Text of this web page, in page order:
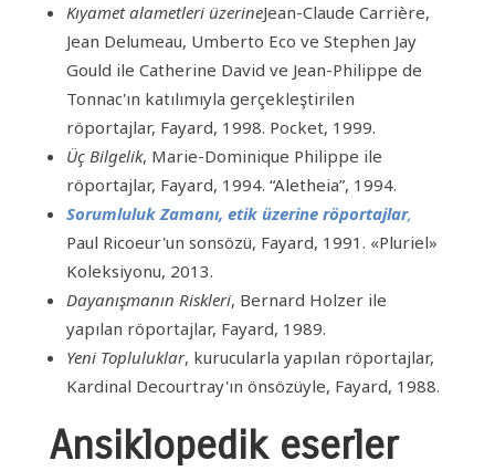
Kıyamet alametleri üzerineJean-Claude Carrière,
Jean Delumeau, Umberto Eco ve Stephen Jay
Gould ile Catherine David ve Jean-Philippe de
Tonnac'ın katılımıyla gerçekleştirilen
röportajlar, Fayard, 1998. Pocket, 1999.
Üç Bilgelik, Marie-Dominique Philippe ile
röportajlar, Fayard, 1994. “Aletheia”, 1994.
Sorumluluk Zamanı, etik üzerine röportajlar,
Paul Ricoeur'un sonsözü, Fayard, 1991. «Pluriel»
Koleksiyonu, 2013.
Dayanışmanın Riskleri, Bernard Holzer ile
yapılan röportajlar, Fayard, 1989.
Yeni Topluluklar, kurucularla yapılan röportajlar,
Kardinal Decourtray'ın önsözüyle, Fayard, 1988.
Ansiklopedik eserler